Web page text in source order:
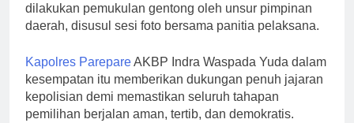
dilakukan pemukulan gentong oleh unsur pimpinan
daerah, disusul sesi foto bersama panitia pelaksana.
Kapolres ParepareAKBP Indra Waspada Yuda dalam
kesempatan itu memberikan dukungan penuh jajaran
kepolisian demi memastikan seluruh tahapan
pemilihan berjalan aman, tertib, dan demokratis.